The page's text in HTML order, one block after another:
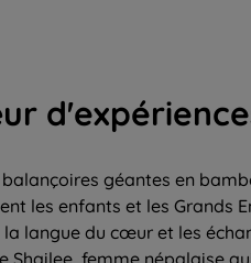
géantes en
les enfants et les Grands
langue du cœur et les